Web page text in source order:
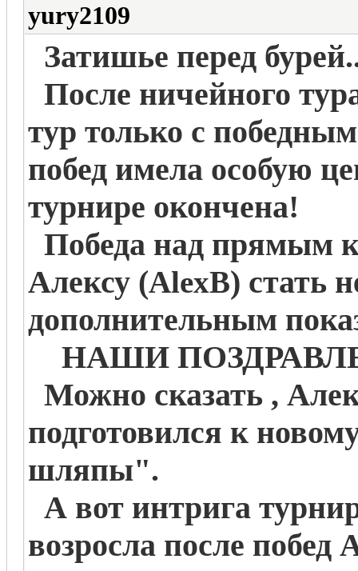
yury2109
Затишье перед
После ничейного
тур только с
побед имела особую
турнире окончена!
Победа над прямым
Алексу (AlexB) стать
дополнительным
НАШИ
Можно сказать ,
подготовился к
шляпы".
А вот интрига
возросла после